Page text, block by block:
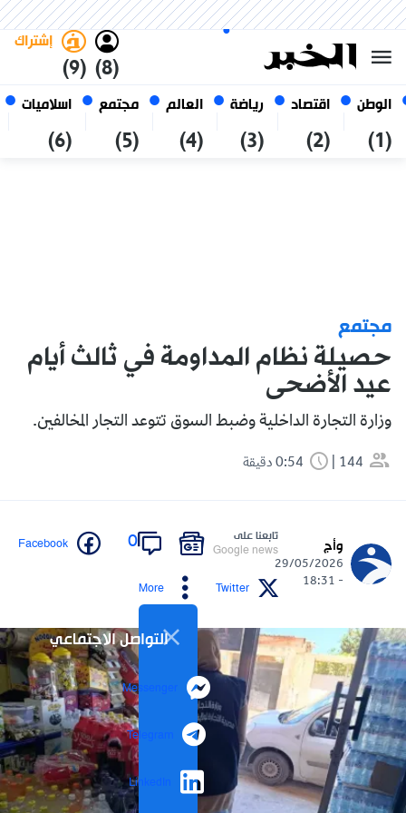
الوطن
(1)
اقتصاد
(2)
رياضة
(3)
العالم
(4)
مجتمع
(5)
اسلاميات
(6)
(8)
إشتراك
(9)
أغسطس 2026
الجزائر
مجتمع
حصيلة نظام المداومة في ثالث أيام
عيد الأضحى
وزارة التجارة الداخلية وضبط السوق تتوعد التجار المخالفين.
144
وأج
29/05/2026
- 18:31
تابعنا على
Google news
0
Facebook
Twitter
More
التواصل الاجتماعي
Messenger
Telegram
LinkedIn